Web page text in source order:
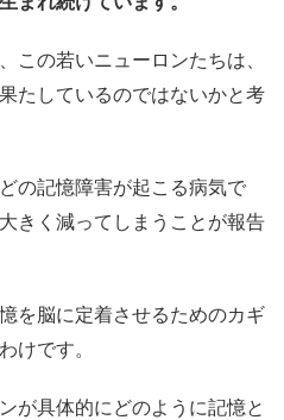
この若いニューロンたちは、
たしているのではないかと考
の記憶障害が起こる病気で
きく減ってしまうことが報告
を脳に定着させるためのカギ
けです。
が具体的にどのように記憶と